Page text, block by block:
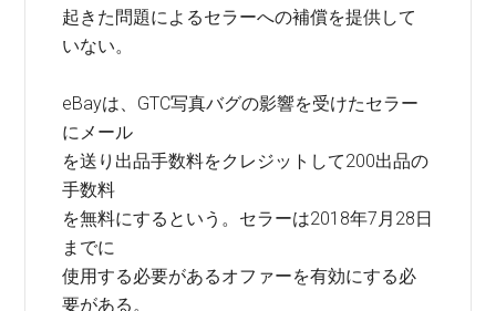
起きた問題によるセラーへの補償を提供して
いない。
eBayは、GTC写真バグの影響を受けたセラー
にメール
を送り出品手数料をクレジットして200出品の
手数料
を無料にするという。セラーは2018年7月28日
までに
使用する必要があるオファーを有効にする必
要がある。